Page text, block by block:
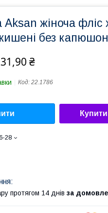
Aksan жіноча фліс
без
₴
Код: 22.1786
28
протягом 14 днів за